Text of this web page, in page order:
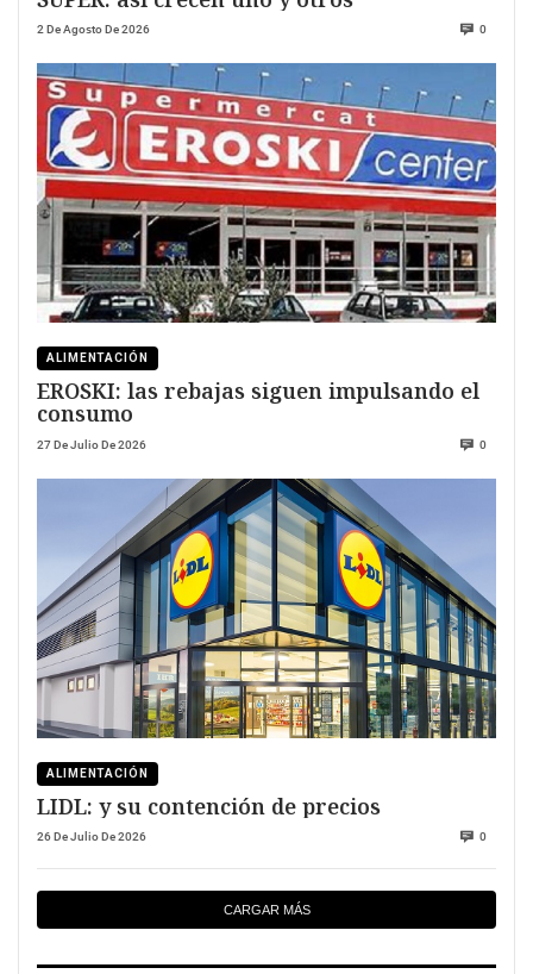
2 De Agosto De 2026 0
ALIMENTACIÓN
EROSKI: las rebajas siguen impulsando el
consumo
27 De Julio De 2026 0
ALIMENTACIÓN
LIDL: y su contención de precios
26 De Julio De 2026 0
CARGAR MÁS